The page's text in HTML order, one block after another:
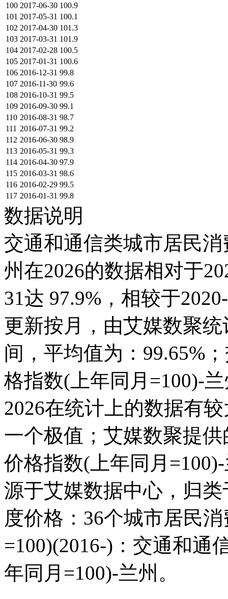
100 2017-06-30 100.9
101 2017-05-31 100.1
102 2017-04-30 101.3
103 2017-03-31 101.9
104 2017-02-28 100.5
105 2017-01-31 100.6
106 2016-12-31 99.8
107 2016-11-30 99.6
108 2016-10-31 99.5
109 2016-09-30 99.1
110 2016-08-31 98.7
111 2016-07-31 99.2
112 2016-06-30 98.9
113 2016-05-31 99.3
114 2016-04-30 97.9
115 2016-03-31 98.6
116 2016-02-29 99.5
117 2016-01-31 99.8
数据说明
交通和通信类城市居民
州在2026的数据相对于
31达 97.9%，相较于
更新按月，由艾媒数聚统
间，平均值为：99.65%
格指数(上年同月=100)-
2026在统计上的数据有
一个极值；艾媒数聚提
价格指数(上年同月
源于艾媒数据中心，归
度价格：36个城市居民
=100)(2016-)：交通和通
年同月=100)-兰州。